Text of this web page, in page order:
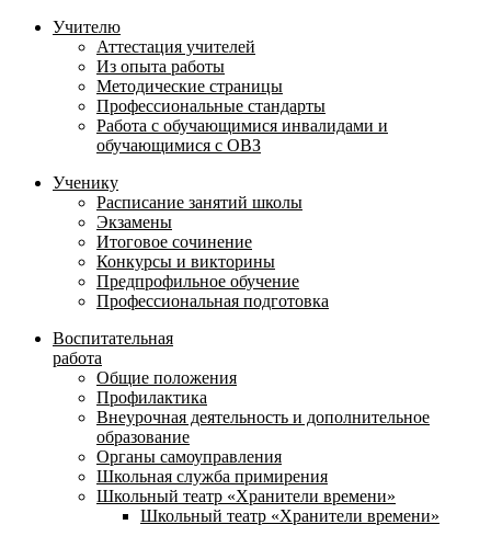
Учителю
Аттестация учителей
Из опыта работы
Методические страницы
Профессиональные стандарты
Работа с обучающимися инвалидами и
обучающимися с ОВЗ
Ученику
Расписание занятий школы
Экзамены
Итоговое сочинение
Конкурсы и викторины
Предпрофильное обучение
Профессиональная подготовка
Воспитательная
работа
Общие положения
Профилактика
Внеурочная деятельность и дополнительное
образование
Органы самоуправления
Школьная служба примирения
Школьный театр «Хранители времени»
Школьный театр «Хранители времени»